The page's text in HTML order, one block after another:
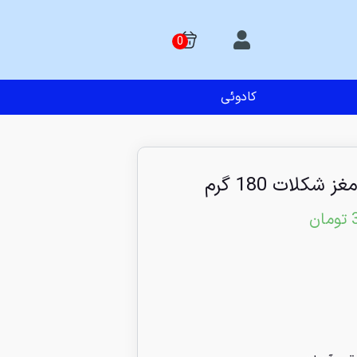
کادوئی
180 گرم
تومان